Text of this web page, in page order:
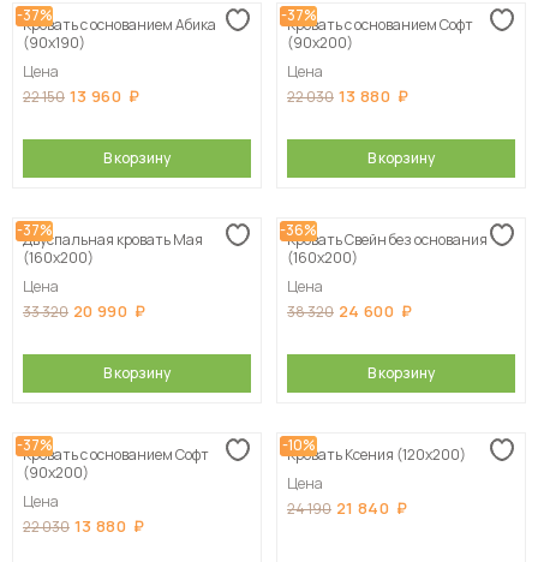
-37%
Кровать с основанием Абика
(90х190)
Цена
22 150 13 960
В корзину
-37%
Кровать с основанием Софт
(90х200)
Цена
22 030 13 880
В корзину
-37%
Двуспальная кровать Мая
(160х200)
Цена
33 320 20 990
В корзину
-36%
Кровать Свейн без основания
(160х200)
Цена
38 320 24 600
В корзину
-37%
Кровать с основанием Софт
(90х200)
Цена
22 030 13 880
-10%
Кровать Ксения (120х200)
Цена
24 190 21 840